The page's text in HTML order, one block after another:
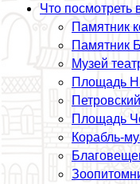
Что посмотреть
Памятник
Памятник
Музей
Площадь
Площадь
Корабль-